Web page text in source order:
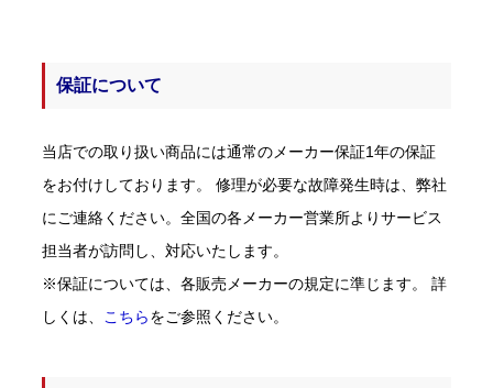
保証について
当店での取り扱い商品には通常のメーカー保証1年の保証
をお付けしております。 修理が必要な故障発生時は、弊社
にご連絡ください。全国の各メーカー営業所よりサービス
担当者が訪問し、対応いたします。
※保証については、各販売メーカーの規定に準じます。 詳
しくは、
こちらをご参照ください。